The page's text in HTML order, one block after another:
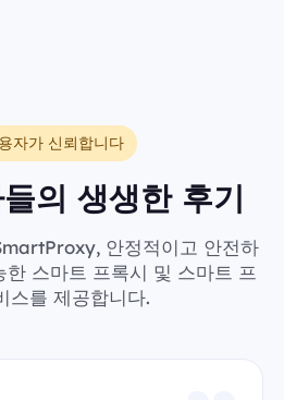
자가 신뢰합니다
의 생생한 후기
안정적이고 안전하
스마트 프록시 및 스마트 프
스를 제공합니다.